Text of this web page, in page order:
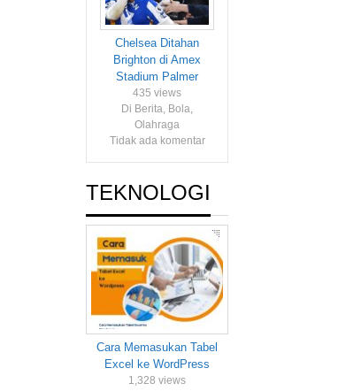
Chelsea Ditahan
Brighton di Amex
Stadium Palmer
435 views
Di Berita, Bola,
Olahraga
Tidak ada komentar
TEKNOLOGI
Cara Memasukan Tabel
Excel ke WordPress
1,328 views